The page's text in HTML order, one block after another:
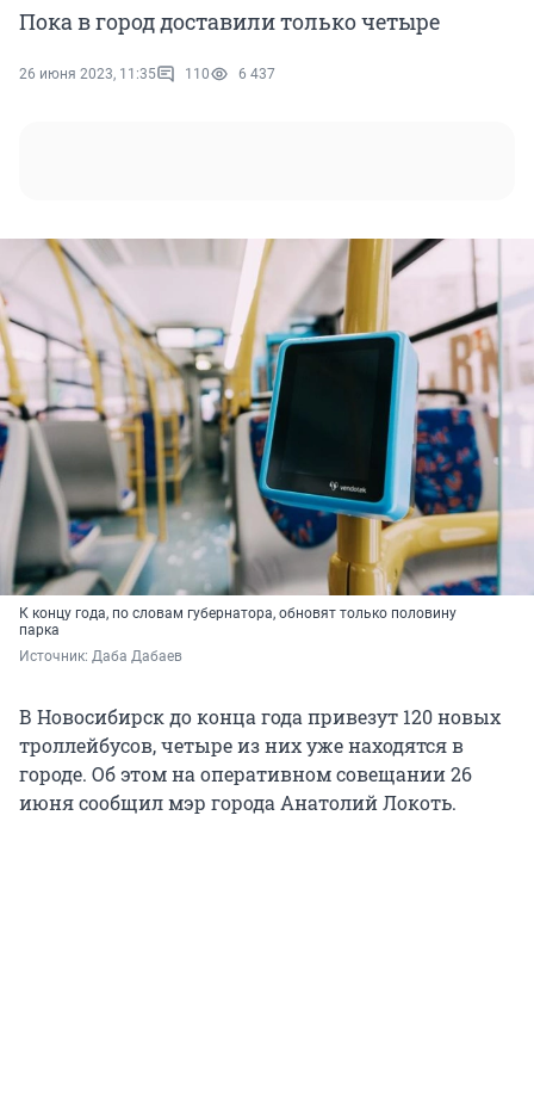
Пока в город доставили только четыре
26 июня 2023, 11:35 110 6 437
К концу года, по словам губернатора, обновят только половину
парка
Источник: Даба Дабаев
В Новосибирск до конца года привезут 120 новых
троллейбусов, четыре из них уже находятся в
городе. Об этом на оперативном совещании 26
июня сообщил мэр города Анатолий Локоть.